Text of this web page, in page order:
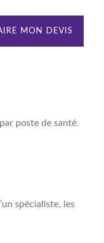
MON DEVIS
poste de santé.
spécialiste, les